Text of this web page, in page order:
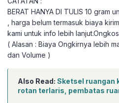
BERAT HANYA DI TULIS 10 gram
, harga belum termasuk biaya
kami untuk info lebih
( Alasan : Biaya Ongkirnya lebih
dan Volume )
Also Read: Sketsel ruangan
rotan terlaris, pembatas